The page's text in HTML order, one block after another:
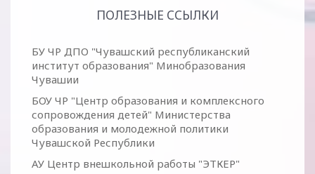
ПОЛЕЗНЫЕ ССЫЛКИ
БУ ЧР ДПО "Чувашский республиканский
институт образования" Минобразования
Чувашии
БОУ ЧР "Центр образования и комплексного
сопровождения детей" Министерства
образования и молодежной политики
Чувашской Республики
АУ Центр внешкольной работы "ЭТКЕР"